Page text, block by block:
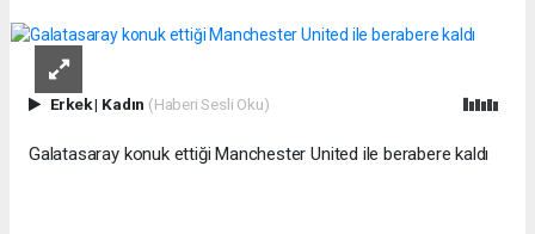
Erkek| Kadın (Haberi Sesli Oku)
Galatasaray konuk ettiği Manchester United ile berabere kaldı